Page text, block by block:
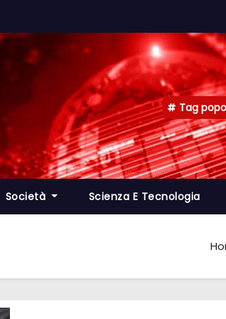
Tag
Società Scienza E Tecnologia